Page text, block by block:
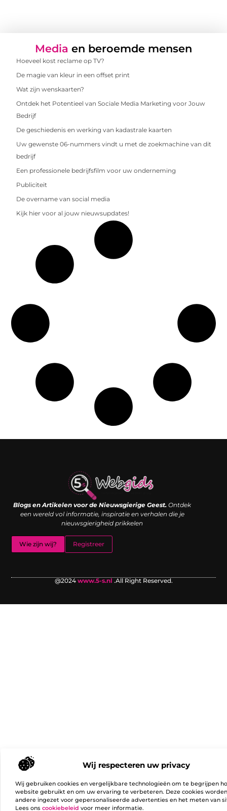
Wij respecteren uw privacy
Wij gebruiken cookies en vergelijkbare technologieën om te begrijpen
website gebruikt en om uw ervaring te verbeteren. Deze cookies
andere ingezet voor gepersonaliseerde advertenties en het meten van
Lees ons cookiebeleid voor meer informatie.
Media en beroemde mensen
Hoeveel kost reclame op TV?
De magie van kleur in een offset print
Wat zijn wenskaarten?
Ontdek het Potentieel van Sociale Media Marketing voor Jouw
Bedrijf
De geschiedenis en werking van kadastrale kaarten
Uw gewenste 06-nummers vindt u met de zoekmachine van dit
bedrijf
Een professionele bedrijfsfilm voor uw onderneming
Publiciteit
De overname van social media
Kijk hier voor al jouw nieuwsupdates!
Blogs en Artikelen voor de Nieuwsgierige Geest. Ontdek
een wereld vol informatie, inspiratie en verhalen die je
nieuwsgierigheid prikkelen
Wie zijn wij? Registreer
@2024 www.5-s.nl .All Right Reserved.